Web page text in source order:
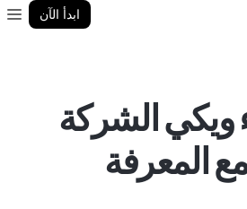
ابدأ الآن
ويكي الشركة
المعرفة